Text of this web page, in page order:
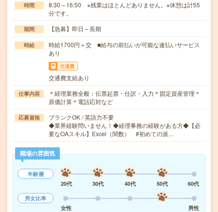
時間
8:30～16:50 ※残業はほとんどありません。※休憩は計55
分です。
期間 【急募】即日～長期
時給
時給1700円＋交 ■給与の前払いが可能な速払いサービス
あり
交通費
交通費支給あり
仕事内容
＊経理業務全般：伝票起票・仕訳・入力＊固定資産管理＊
原価計算＊電話応対など
応募資格
ブランクOK / 英語力不要
◆業界経験問いません！◆経理事務の経験がある方◆【必
要なOAスキル】Excel（関数） #初めての派…
職場の雰囲気
年齢層
20代
30代 40代 50代
60代
男女比率
女性
男性